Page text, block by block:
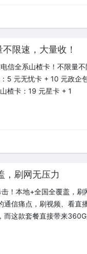
限速，大量收！
信全系山楂卡！不限量
5 元无忧卡 + 10 元政企
楂卡：19 元星卡 + 1
，刷网无压力
！本地+全国全覆盖，刷
通信痛点，刷视频、看直
而这款套餐直接带来